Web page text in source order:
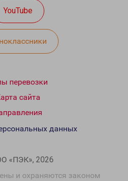
YouTube
перевозки
сайта
«ПЭК», 2026
и охраняются законом
данных